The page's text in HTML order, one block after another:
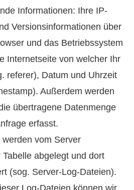
Informationen: Ihre IP-
Versionsinformationen über
und das Betriebssystem
Internetseite von welcher Ihr
referer), Datum und Uhrzeit
Außerdem werden
übertragene Datenmenge
erfasst.
vom Server
abgelegt und dort
(sog. Server-Log-Dateien).
Log-Dateien können wir